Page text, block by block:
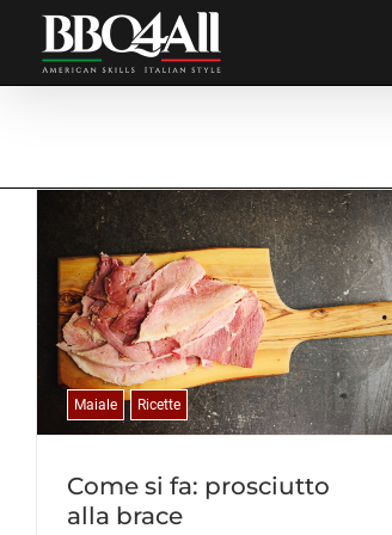
Salta
contenuto
Come si fa: prosciutto
alla brace
Maiale Ricette